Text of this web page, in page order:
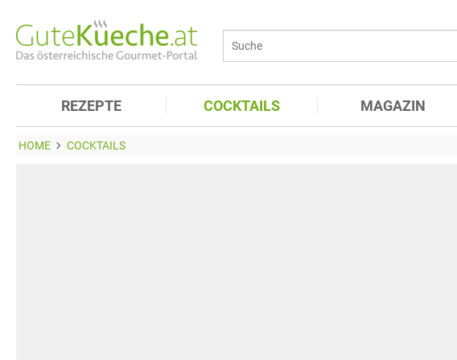
REZEPTE COCKTAILS MAGAZIN
HOME COCKTAILS